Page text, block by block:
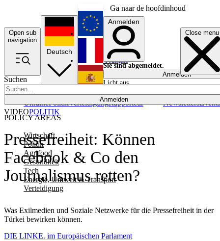
Ga naar de hoofdinhoud
Open sub
navigation
Close menu
Suchen
Anmelden
POLICY AREAS
Wirtschaft
Politik
Agrifood
Gesundheit
Tech
Energie, Umwelt & Transport
Verteidigung
UkrainePolitikVerteidigungRapporteur NewslettersEvents
Deutsch
English
Français
Anmelden
Sie sind abgemeldet.
Anmelden
Licht aus
Pressefreiheit: Können
Facebook & Co den
Journalismus retten?
Was Exilmedien und Soziale Netzwerke für die Pressefreiheit in der
Türkei bewirken können.
VIDEOPOLITIK
DIE LINKE. im Europäischen Parlament